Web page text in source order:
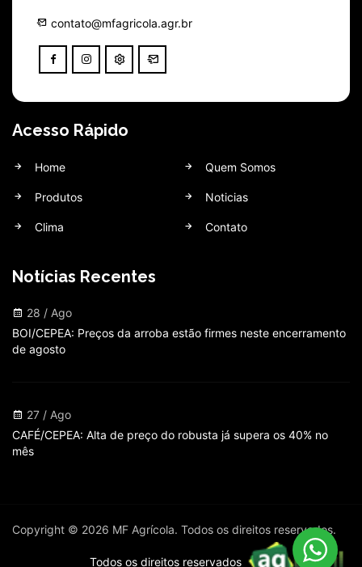
contato@mfagricola.agr.br
Acesso Rápido
Home Quem Somos
Produtos Noticias
Clima Contato
Notícias Recentes
28 / Ago
BOI/CEPEA: Preços da arroba estão firmes neste encerramento
de agosto
27 / Ago
CAFÉ/CEPEA: Alta de preço do robusta já supera os 40% no
mês
Copyright © 2026 MF Agrícola. Todos os direitos reservados.
Todos os direitos reservados